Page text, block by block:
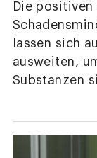
Die positiven
lassen sich
ausweiten,
Substanzen